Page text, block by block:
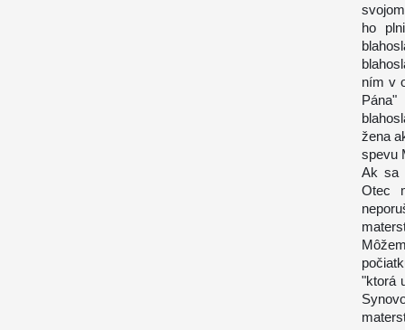
ho
ním v
žena
spevu
Ak sa
Otec
"ktorá